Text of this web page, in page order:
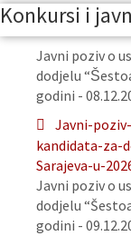
Konkursi i
Javni poziv o
dodjelu
godini -
Javni-
kandidata-za-
Sarajeva-u-
Javni poziv o
dodjelu
godini -